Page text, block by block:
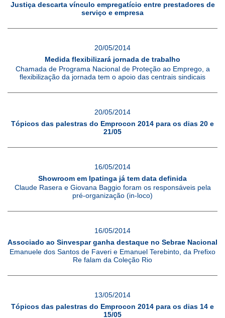
Justiça descarta vínculo empregatício entre prestadores de
serviço e empresa
20/05/2014
Medida flexibilizará jornada de trabalho
Chamada de Programa Nacional de Proteção ao Emprego, a
flexibilização da jornada tem o apoio das centrais sindicais
20/05/2014
Tópicos das palestras do Emprocon 2014 para os dias 20 e
21/05
16/05/2014
Showroom em Ipatinga já tem data definida
Claude Rasera e Giovana Baggio foram os responsáveis pela
pré-organização (in-loco)
16/05/2014
Associado ao Sinvespar ganha destaque no Sebrae Nacional
Emanuele dos Santos de Faveri e Emanuel Terebinto, da Prefixo
Re falam da Coleção Rio
13/05/2014
Tópicos das palestras do Emprocon 2014 para os dias 14 e
15/05